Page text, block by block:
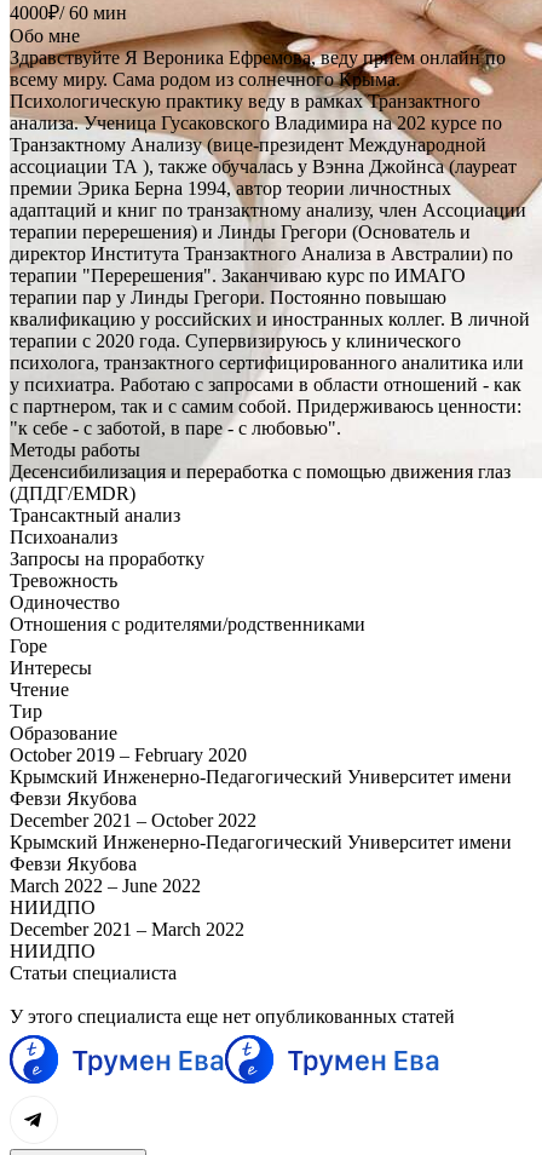
4000₽/60 мин
Обо мне
Здравствуйте Я Вероника Ефремова, веду прием онлайн по
всему миру. Сама родом из солнечного Крыма.
Психологическую практику веду в рамках Транзактного
анализа. Ученица Гусаковского Владимира на 202 курсе по
Транзактному Анализу (вице-президент Международной
ассоциации ТА ), также обучалась у Вэнна Джойнса (лауреат
премии Эрика Берна 1994, автор теории личностных
адаптаций и книг по транзактному анализу, член Ассоциации
терапии перерешения) и Линды Грегори (Основатель и
директор Института Транзактного Анализа в Австралии) по
терапии "Перерешения". Заканчиваю курс по ИМАГО
терапии пар у Линды Грегори. Постоянно повышаю
квалификацию у российских и иностранных коллег. В личной
терапии с 2020 года. Супервизируюсь у клинического
психолога, транзактного сертифицированного аналитика или
у психиатра. Работаю с запросами в области отношений - как
с партнером, так и с самим собой. Придерживаюсь ценности:
"к себе - с заботой, в паре - с любовью".
Методы работы
Десенсибилизация и переработка с помощью движения глаз
(ДПДГ/EMDR)
Трансактный анализ
Психоанализ
Запросы на проработку
Тревожность
Одиночество
Отношения с родителями/родственниками
Горе
Интересы
Чтение
Тир
Образование
October 2019 – February 2020
Крымский Инженерно-Педагогический Университет имени
Февзи Якубова
December 2021 – October 2022
Крымский Инженерно-Педагогический Университет имени
Февзи Якубова
March 2022 – June 2022
НИИДПО
December 2021 – March 2022
НИИДПО
Статьи специалиста
У этого специалиста еще нет опубликованных статей